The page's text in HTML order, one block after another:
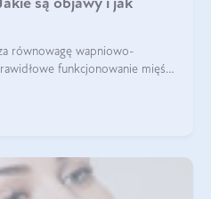
są objawy i jak
równowagę wapniowo-
funkcjonowanie mięśni